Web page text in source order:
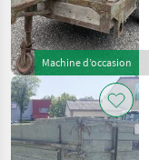
Machine d’occasion